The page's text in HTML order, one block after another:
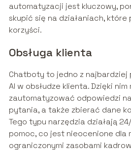
automatyzacji jest kluczowy,
skupić się na działaniach, które
korzyści.
Obsługa klienta
Chatboty to jedno z najbardziej
AI w obsłudze klienta. Dzięki nim
zautomatyzować odpowiedzi
pytania, a także zbierać dane
Tego typu narzędzia działają
pomoc, co jest nieocenione dla
ograniczonymi zasobami